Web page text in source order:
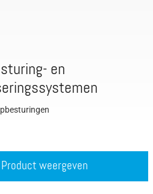
en
Product weergeven